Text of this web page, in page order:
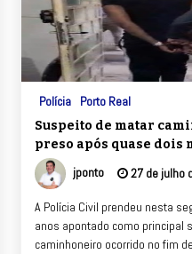
Polícia Porto Real
Suspeito de matar
preso após quase dois
jponto 27 de julho
A Polícia Civil prendeu nesta
anos apontado como principal
caminhoneiro ocorrido no fim